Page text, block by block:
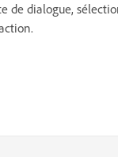
de dialogue,